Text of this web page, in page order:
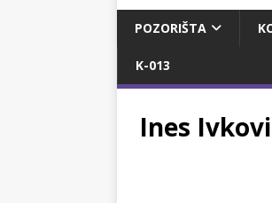
POZORIŠTA
K-013
Ines